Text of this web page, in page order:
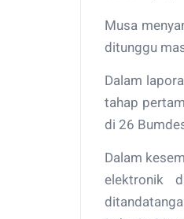
Musa
ditunggu
Dalam
tahap
di 26
Dalam
elektronik